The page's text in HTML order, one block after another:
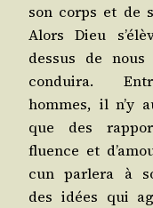
son corps et de
Alors Dieu
des­sus de
condui­ra.
hommes, il n’y
que des
fluence et
cun par­le­ra à
des idées qui